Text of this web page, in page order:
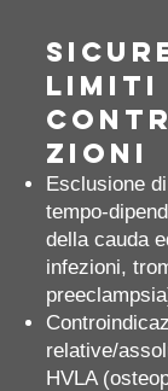
limiti
zioni
Esclusione
della cauda
infezioni,
relative/
HVLA